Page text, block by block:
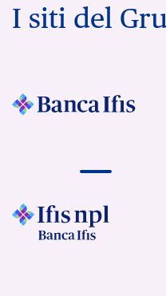
I siti del